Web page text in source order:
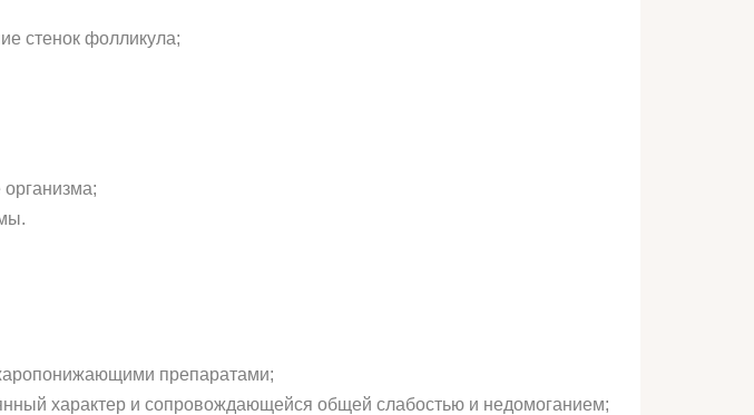
стенок фолликула;
препаратами;
характер и сопровождающейся общей слабостью и недомоганием;